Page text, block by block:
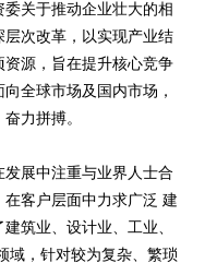
关于推动企业壮大的相
次改革，以实现产业结
源，旨在提升核心竞争
全球市场及国内市场，
力拼搏。
展中注重与业界人士合
客户层面中力求广泛 建
筑业、设计业、工业、
域，针对较为复杂、繁琐